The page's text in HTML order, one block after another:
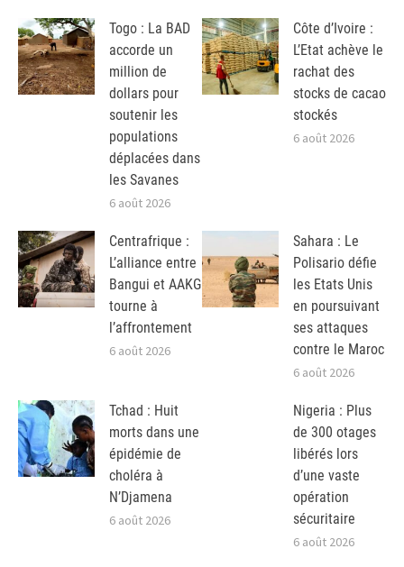
Togo : La BAD
accorde un
million de
dollars pour
soutenir les
populations
déplacées dans
les Savanes
6 août 2026
Côte d’Ivoire :
L’Etat achève le
rachat des
stocks de cacao
stockés
6 août 2026
Centrafrique :
L’alliance entre
Bangui et AAKG
tourne à
l’affrontement
6 août 2026
Sahara : Le
Polisario défie
les Etats Unis
en poursuivant
ses attaques
contre le Maroc
6 août 2026
Tchad : Huit
morts dans une
épidémie de
choléra à
N’Djamena
6 août 2026
Nigeria : Plus
de 300 otages
libérés lors
d’une vaste
opération
sécuritaire
6 août 2026